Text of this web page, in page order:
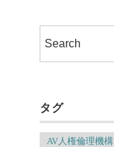
タグ
AV人権倫理機構